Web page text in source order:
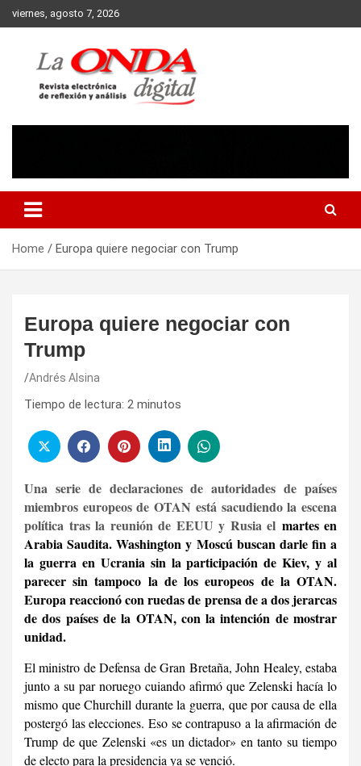
Skip
to
viernes, agosto 7, 2026
Home Europa quiere negociar con Trump
Europa quiere negociar con
Trump
Andrés Alsina
Tiempo de lectura: 2 minutos
Una serie de declaraciones de autoridades de países
miembros europeos de OTAN está sacudiendo la escena
política tras la reunión de EEUU y Rusia el martes en
Arabia Saudita. Washington y Moscú buscan darle fin a
la guerra en Ucrania sin la participación de Kiev, y al
parecer sin tampoco la de los europeos de la OTAN.
Europa reaccionó con ruedas de prensa de a dos jerarcas
de dos países de la OTAN, con la intención de mostrar
unidad.
El ministro de Defensa de Gran Bretaña, John Healey, estaba
junto a su par noruego cuiando afirmó que Zelenski hacía lo
mismo que Churchill durante la guerra, que por causa de ella
postergó las elecciones. Eso se contrapuso a la afirmación de
Trump de que Zelenski «es un dictador» en tanto su tiempo
de electo para la presidencia ya se venció.